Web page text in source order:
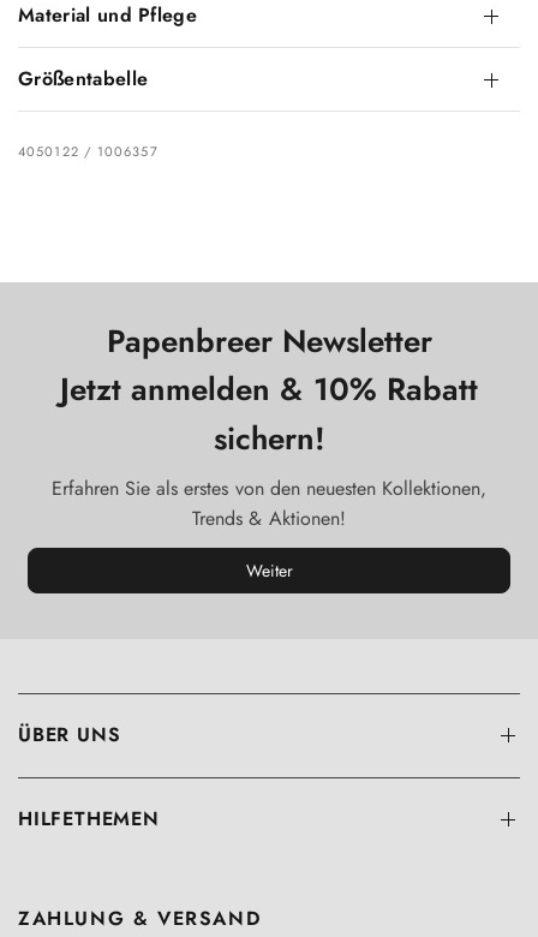
kühlere Tage.
Material und Pflege
Größentabelle
4050122 / 1006357
Papenbreer Newsletter
Jetzt anmelden & 10% Rabatt
sichern!
Erfahren Sie als erstes von den neuesten Kollektionen,
Trends & Aktionen!
Weiter
ÜBER UNS
HILFETHEMEN
ZAHLUNG & VERSAND